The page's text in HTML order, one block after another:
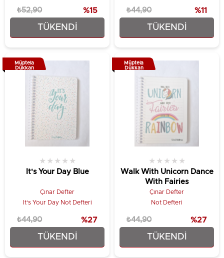
TÜKENDI
₺44,90
₺52,90 %15
TÜKENDI
₺39,90
₺44,90 %11
TÜKENDI
It's Your Day Blue
★ ★ ★ ★ ★
Çınar Defter
It's Your Day Not Defteri
₺32,90
₺44,90 %27
Müptela
Dükkan
TÜKENDI
Walk With Unicorn Dance
With Fairies
★ ★ ★ ★ ★
Çınar Defter
Not Defteri
₺32,90
₺44,90 %27
Müptela
Dükkan